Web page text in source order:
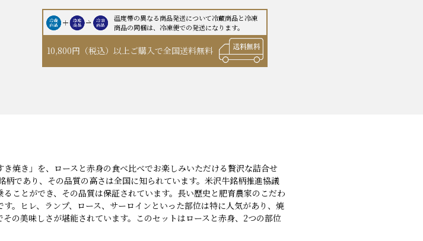
温度帯の異なる商品発送について冷蔵商品と冷凍
商品の同梱は、冷凍便での発送になります。
10,800円（税込）以上 ご購入で全国送料無料
焼き」を、ロースと赤身の食べ比べでお楽しみいただける贅沢な詰合せ
であり、その品質の高さは全国に知られています。米沢牛銘柄推進協議
ことができ、その品質は保証されています。長い歴史と肥育農家のこだわ
。ヒレ、ランプ、ロース、サーロインといった部位は特に人気があり、焼
の美味しさが堪能されています。このセットはロースと赤身、2つの部位